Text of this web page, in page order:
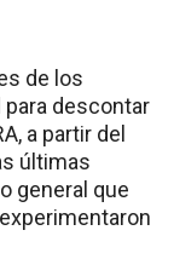
de los
descontar
a partir del
últimas
general que